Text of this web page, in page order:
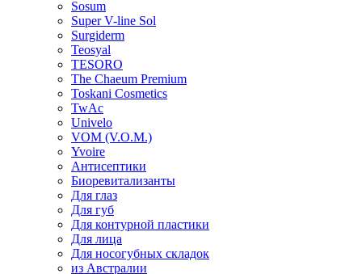
Sosum
Super V-line Sol
Surgiderm
Teosyal
TESORO
The Chaeum Premium
Toskani Cosmetics
TwAc
Univelo
VOM (V.O.M.)
Yvoire
Антисептики
Биоревитализанты
Для глаз
Для губ
Для контурной пластики
Для лица
Для носогубных складок
из Австралии